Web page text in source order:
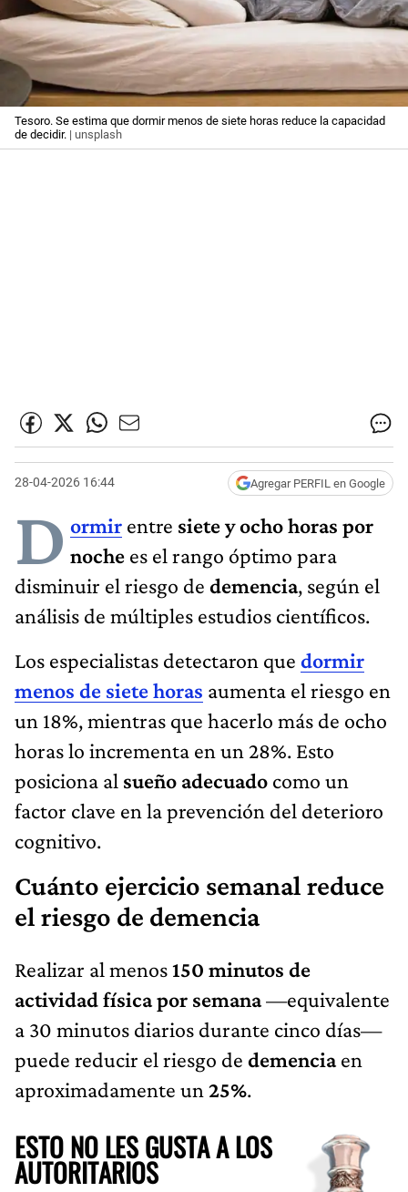
Tesoro. Se estima que dormir menos de siete horas reduce la capacidad
de decidir. | unsplash
28-04-2026 16:44 Agregar PERFIL en Google
D ormir entre siete y ocho horas por
noche es el rango óptimo para
disminuir el riesgo de demencia, según el
análisis de múltiples estudios científicos.
Los especialistas detectaron que dormir
menos de siete horas aumenta el riesgo en
un 18%, mientras que hacerlo más de ocho
horas lo incrementa en un 28%. Esto
posiciona al sueño adecuado como un
factor clave en la prevención del deterioro
cognitivo.
Cuánto ejercicio semanal reduce
el riesgo de demencia
Realizar al menos150 minutos de
actividad física por semana—equivalente
a 30 minutos diarios durante cinco días—
puede reducir el riesgo de demenciaen
aproximadamente un 25%.
ESTO NO LES GUSTA A LOS
AUTORITARIOS